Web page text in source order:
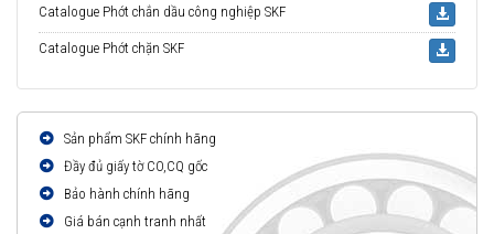
Catalogue Phớt chắn dầu công nghiệp SKF
Catalogue Phớt chặn SKF
Sản phẩm SKF chính hãng
Đầy đủ giấy tờ CO,CQ gốc
Bảo hành chính hãng
Giá bán cạnh tranh nhất